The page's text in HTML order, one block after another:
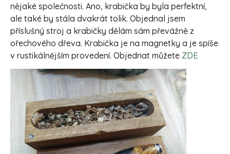
nějaké společnosti. Ano, krabička by byla perfektní,
ale také by stála dvakrát tolik. Objednal jsem
příslušný stroj a krabičky dělám sám převážně z
ořechového dřeva. Krabička je na magnetky a je spíše
v rustikálnějším provedení. Objednat můžete ZDE